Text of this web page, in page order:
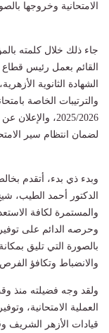
الامتحانية وخروجها
جاء ذلك خلال كلمته
القائم بعمل رئيس قطاع
الشهادة الثانوية
والترتيبات الخاصة
2025/2026،
لضمان انتظام سير
وبدء ذي بدء، أتقدم
الدكتور أحمد الطيب،
والمستمرة لكافة
وحرصه الدائم على
بالصورة التي تليق
والانضباط وتكافؤ
ولقد وجه فضيلته منذ
العملية الامتحانية،
قيادات الأزهر الشريف